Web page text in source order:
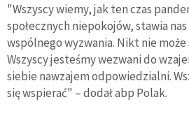
"Wszyscy wiemy, jak ten czas
społecznych niepokojów, stawia
wspólnego wyzwania. Nikt nie
Wszyscy jesteśmy wezwani do
siebie nawzajem odpowiedzialni.
się wspierać" – dodał abp Polak.